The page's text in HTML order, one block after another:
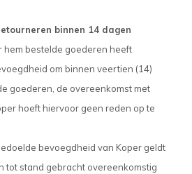
binnen 14 dagen
hem bestelde goederen heeft
om binnen veertien (14)
goederen, de overeenkomst met
hoeft hiervoor geen reden op te
bevoegdheid van Koper geldt
tot stand gebracht overeenkomstig